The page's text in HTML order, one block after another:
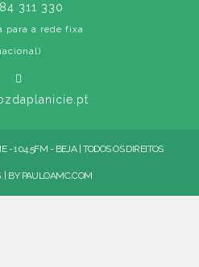
311 330
para a rede fixa
104.5FM - BEJA | TODOS OS DIREITOS
| BY PAULOAMC.COM